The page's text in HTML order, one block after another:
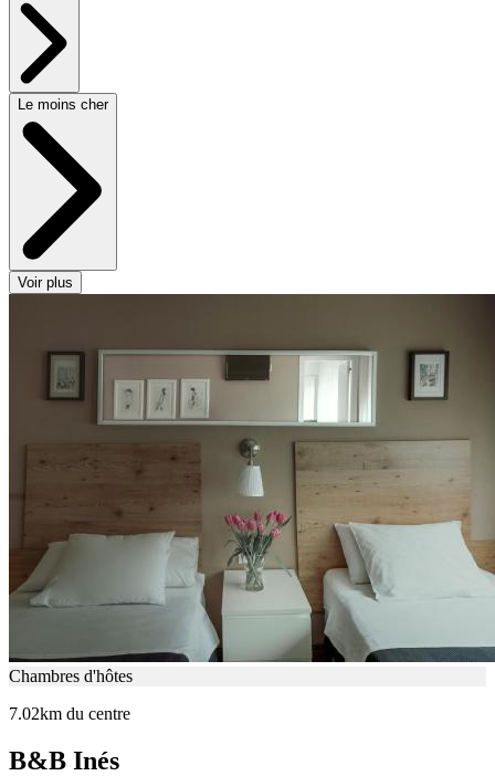
Le moins cher
Voir plus
Chambres d'hôtes
7.02km du centre
B&B Inés